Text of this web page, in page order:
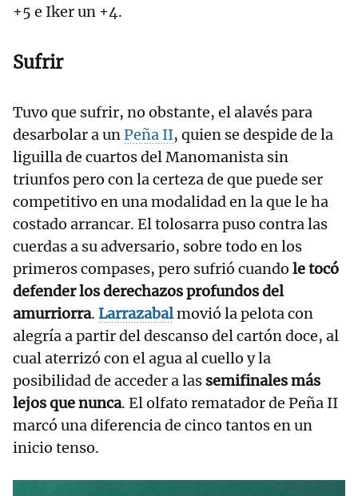
+5 e Iker un +4.
Sufrir
Tuvo que sufrir, no obstante, el alavés para
desarbolar a unPeña II, quien se despide de la
liguilla de cuartos del Manomanista sin
triunfos pero con la certeza de que puede ser
competitivo en una modalidad en la que le ha
costado arrancar. El tolosarra puso contra las
cuerdas a su adversario, sobre todo en los
primeros compases, pero sufrió cuando le tocó
defender los derechazos profundos del
amurriorra. Larrazabalmovió la pelota con
alegría a partir del descanso del cartón doce, al
cual aterrizó con el agua al cuello y la
posibilidad de acceder a las semifinales más
lejos que nunca. El olfato rematador de Peña II
marcó una diferencia de cinco tantos en un
inicio tenso.